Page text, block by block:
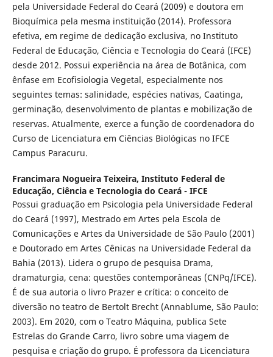
pela Universidade Federal do Ceará (2009) e doutora em
Bioquímica pela mesma instituição (2014). Professora
efetiva, em regime de dedicação exclusiva, no Instituto
Federal de Educação, Ciência e Tecnologia do Ceará (IFCE)
desde 2012. Possui experiência na área de Botânica, com
ênfase em Ecofisiologia Vegetal, especialmente nos
seguintes temas: salinidade, espécies nativas, Caatinga,
germinação, desenvolvimento de plantas e mobilização de
reservas. Atualmente, exerce a função de coordenadora do
Curso de Licenciatura em Ciências Biológicas no IFCE
Campus Paracuru.
Francimara Nogueira Teixeira, Instituto Federal de
Educação, Ciência e Tecnologia do Ceará - IFCE
Possui graduação em Psicologia pela Universidade Federal
do Ceará (1997), Mestrado em Artes pela Escola de
Comunicações e Artes da Universidade de São Paulo (2001)
e Doutorado em Artes Cênicas na Universidade Federal da
Bahia (2013). Lidera o grupo de pesquisa Drama,
dramaturgia, cena: questões contemporâneas (CNPq/IFCE).
É de sua autoria o livro Prazer e crítica: o conceito de
diversão no teatro de Bertolt Brecht (Annablume, São Paulo:
2003). Em 2020, com o Teatro Máquina, publica Sete
Estrelas do Grande Carro, livro sobre uma viagem de
pesquisa e criação do grupo. É professora da Licenciatura